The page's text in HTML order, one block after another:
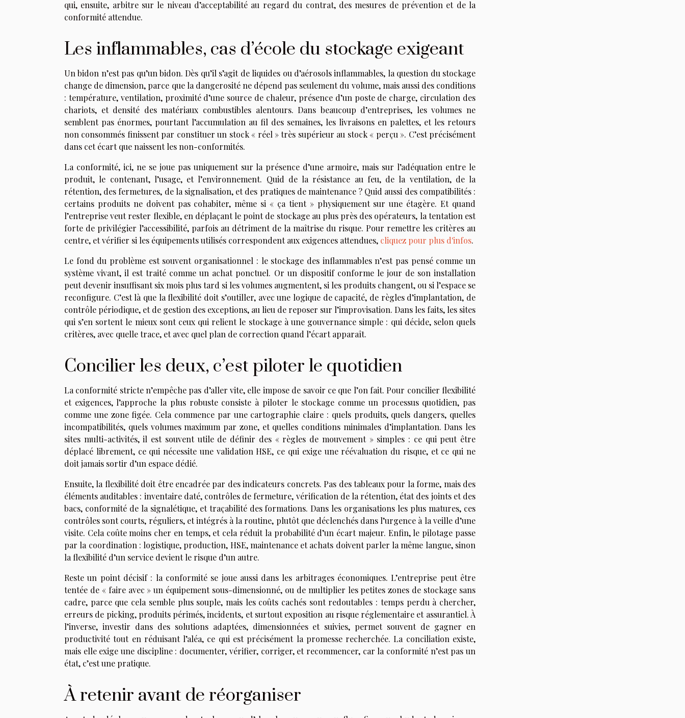
qui, ensuite, arbitre sur le niveau d’acceptabilité au regard du contrat, des mesures de prévention et de la
conformité attendue.
Les inflammables, cas d’école du stockage exigeant
Un bidon n’est pas qu’un bidon. Dès qu’il s’agit de liquides ou d’aérosols inflammables, la question du stockage
change de dimension, parce que la dangerosité ne dépend pas seulement du volume, mais aussi des conditions
: température, ventilation, proximité d’une source de chaleur, présence d’un poste de charge, circulation des
chariots, et densité des matériaux combustibles alentours. Dans beaucoup d’entreprises, les volumes ne
semblent pas énormes, pourtant l’accumulation au fil des semaines, les livraisons en palettes, et les retours
non consommés finissent par constituer un stock « réel » très supérieur au stock « perçu ». C’est précisément
dans cet écart que naissent les non-conformités.
La conformité, ici, ne se joue pas uniquement sur la présence d’une armoire, mais sur l’adéquation entre le
produit, le contenant, l’usage, et l’environnement. Quid de la résistance au feu, de la ventilation, de la
rétention, des fermetures, de la signalisation, et des pratiques de maintenance ? Quid aussi des compatibilités :
certains produits ne doivent pas cohabiter, même si « ça tient » physiquement sur une étagère. Et quand
l’entreprise veut rester flexible, en déplaçant le point de stockage au plus près des opérateurs, la tentation est
forte de privilégier l’accessibilité, parfois au détriment de la maîtrise du risque. Pour remettre les critères au
centre, et vérifier si les équipements utilisés correspondent aux exigences attendues, cliquez pour plus d'infos.
Le fond du problème est souvent organisationnel : le stockage des inflammables n’est pas pensé comme un
système vivant, il est traité comme un achat ponctuel. Or un dispositif conforme le jour de son installation
peut devenir insuffisant six mois plus tard si les volumes augmentent, si les produits changent, ou si l’espace se
reconfigure. C’est là que la flexibilité doit s’outiller, avec une logique de capacité, de règles d’implantation, de
contrôle périodique, et de gestion des exceptions, au lieu de reposer sur l’improvisation. Dans les faits, les sites
qui s’en sortent le mieux sont ceux qui relient le stockage à une gouvernance simple : qui décide, selon quels
critères, avec quelle trace, et avec quel plan de correction quand l’écart apparaît.
Concilier les deux, c’est piloter le quotidien
La conformité stricte n’empêche pas d’aller vite, elle impose de savoir ce que l’on fait. Pour concilier flexibilité
et exigences, l’approche la plus robuste consiste à piloter le stockage comme un processus quotidien, pas
comme une zone figée. Cela commence par une cartographie claire : quels produits, quels dangers, quelles
incompatibilités, quels volumes maximum par zone, et quelles conditions minimales d’implantation. Dans les
sites multi-activités, il est souvent utile de définir des « règles de mouvement » simples : ce qui peut être
déplacé librement, ce qui nécessite une validation HSE, ce qui exige une réévaluation du risque, et ce qui ne
doit jamais sortir d’un espace dédié.
Ensuite, la flexibilité doit être encadrée par des indicateurs concrets. Pas des tableaux pour la forme, mais des
éléments auditables : inventaire daté, contrôles de fermeture, vérification de la rétention, état des joints et des
bacs, conformité de la signalétique, et traçabilité des formations. Dans les organisations les plus matures, ces
contrôles sont courts, réguliers, et intégrés à la routine, plutôt que déclenchés dans l’urgence à la veille d’une
visite. Cela coûte moins cher en temps, et cela réduit la probabilité d’un écart majeur. Enfin, le pilotage passe
par la coordination : logistique, production, HSE, maintenance et achats doivent parler la même langue, sinon
la flexibilité d’un service devient le risque d’un autre.
Reste un point décisif : la conformité se joue aussi dans les arbitrages économiques. L’entreprise peut être
tentée de « faire avec » un équipement sous-dimensionné, ou de multiplier les petites zones de stockage sans
cadre, parce que cela semble plus souple, mais les coûts cachés sont redoutables : temps perdu à chercher,
erreurs de picking, produits périmés, incidents, et surtout exposition au risque réglementaire et assurantiel. À
l’inverse, investir dans des solutions adaptées, dimensionnées et suivies, permet souvent de gagner en
productivité tout en réduisant l’aléa, ce qui est précisément la promesse recherchée. La conciliation existe,
mais elle exige une discipline : documenter, vérifier, corriger, et recommencer, car la conformité n’est pas un
état, c’est une pratique.
À retenir avant de réorganiser